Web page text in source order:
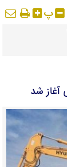
پ
آغاز شد